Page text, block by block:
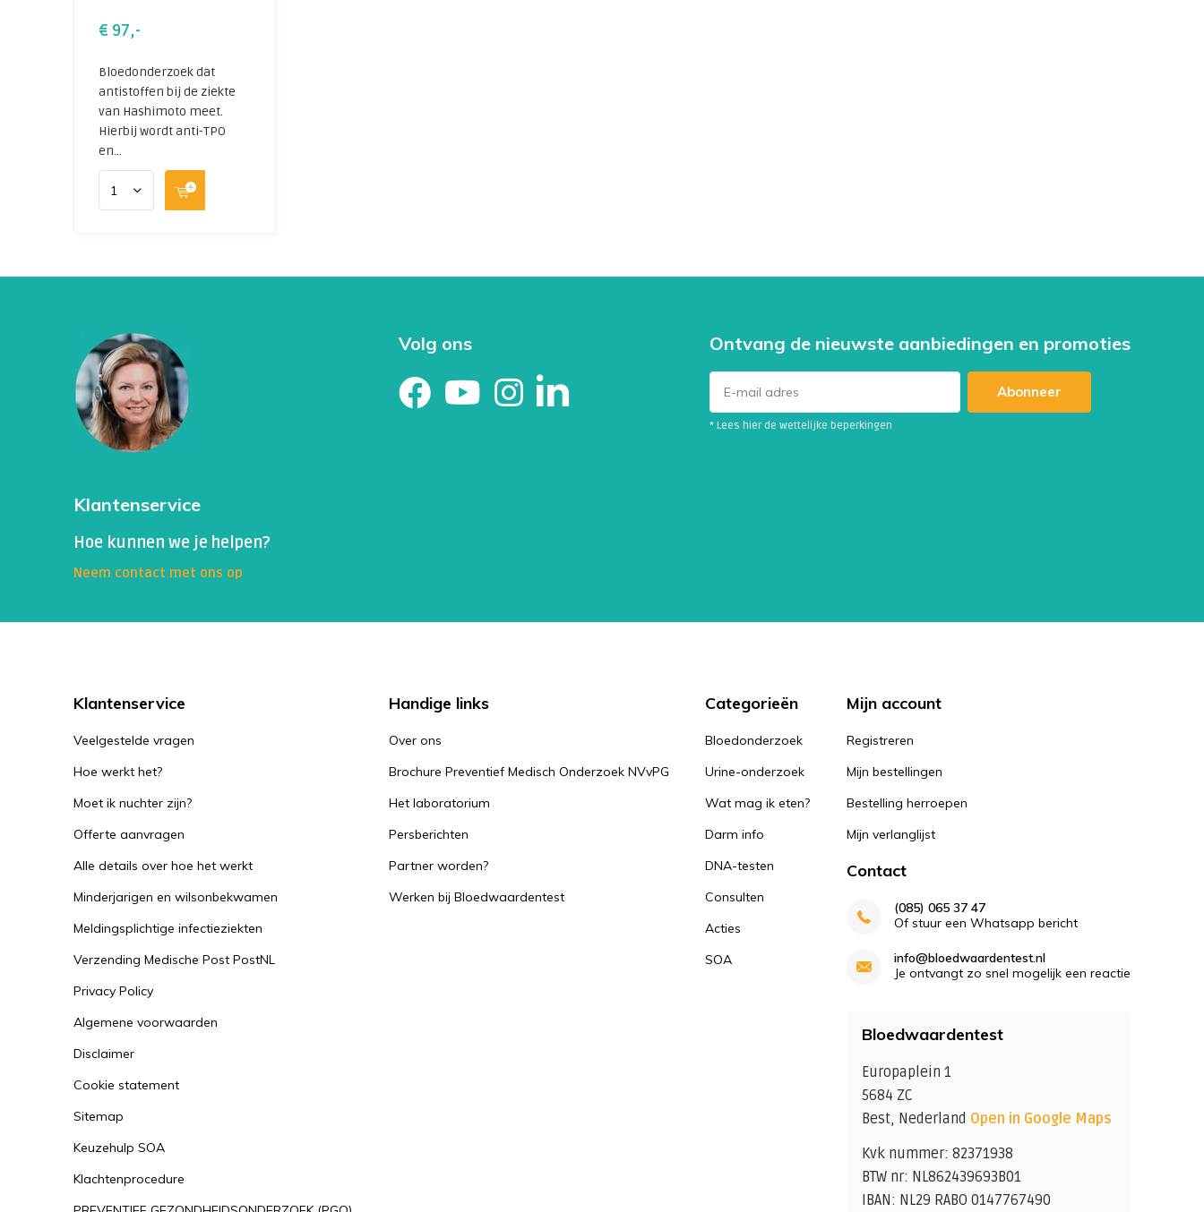
€ 97,-
Bloedonderzoek dat
antistoffen bij de ziekte
van Hashimoto meet.
Hierbij wordt anti-TPO
en...
Klantenservice
Hoe kunnen we je helpen?
Neem contact met ons op
Volg ons Ontvang de nieuwste aanbiedingen en promoties
Abonneer
* Lees hier de wettelijke beperkingen
Klantenservice
Veelgestelde vragen
Hoe werkt het?
Moet ik nuchter zijn?
Offerte aanvragen
Alle details over hoe het werkt
Minderjarigen en wilsonbekwamen
Meldingsplichtige infectieziekten
Verzending Medische Post PostNL
Privacy Policy
Algemene voorwaarden
Disclaimer
Cookie statement
Sitemap
Keuzehulp SOA
Klachtenprocedure
Handige links
Over ons
Brochure Preventief Medisch Onderzoek NVvPG
Het laboratorium
Persberichten
Partner worden?
Werken bij Bloedwaardentest
Categorieën
Bloedonderzoek
Urine-onderzoek
Wat mag ik eten?
Darm info
DNA-testen
Consulten
Acties
SOA
Mijn account
Registreren
Mijn bestellingen
Bestelling herroepen
Mijn verlanglijst
Contact
(085) 065 37 47
Of stuur een Whatsapp bericht
info@bloedwaardentest.nl
Je ontvangt zo snel mogelijk een reactie
Bloedwaardentest
Europaplein 1
5684 ZC
Best, Nederland Open in Google Maps
Kvk nummer: 82371938
BTW nr: NL862439693B01
IBAN: NL29 RABO 0147767490